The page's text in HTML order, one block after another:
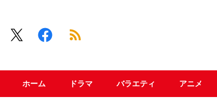
ホーム ドラマ バラエティ アニメ